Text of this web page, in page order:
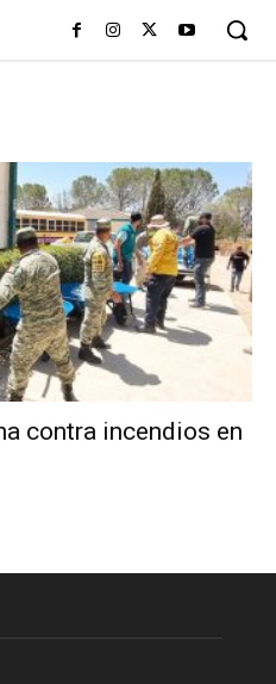
contra incendios en